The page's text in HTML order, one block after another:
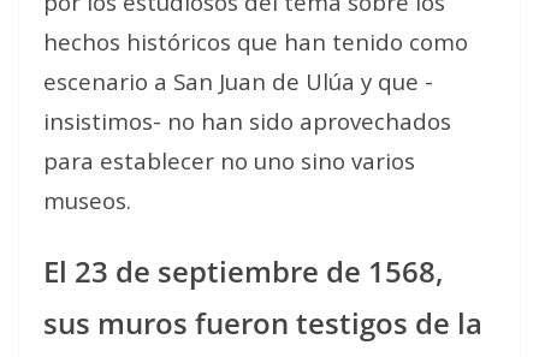
hechos históricos que han tenido como
escenario a San Juan de Ulúa y que -
insistimos- no han sido aprovechados
para establecer no uno sino varios
museos.
El 23 de septiembre de 1568,
sus muros fueron testigos de la